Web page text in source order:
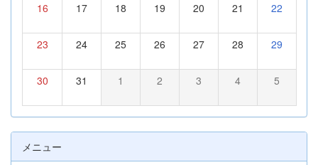
16 17 18 19 20 21 22
23 24 25 26 27 28 29
30 31 1 2 3 4 5
メニュー